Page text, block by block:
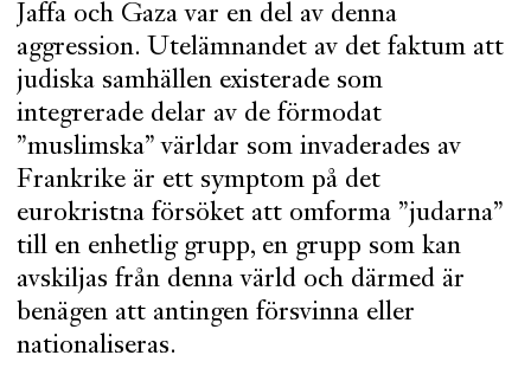
Jaffa och Gaza var en del av denna
aggression. Utelämnandet av det faktum att
judiska samhällen existerade som
integrerade delar av de förmodat
”muslimska” världar som invaderades av
Frankrike är ett symptom på det
eurokristna försöket att omforma ”judarna”
till en enhetlig grupp, en grupp som kan
avskiljas från denna värld och därmed är
benägen att antingen försvinna eller
nationaliseras.